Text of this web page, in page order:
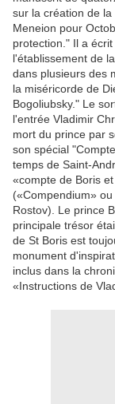
sur la création de
Meneion pour
protection." Il a
l'établissement de
dans plusieurs des
la miséricorde de
Bogoliubsky." Le
l'entrée Vladimir
mort du prince par
son spécial
temps de Saint-
«compte de Boris
(«Compendium»
Rostov). Le prince
principale trésor
de St Boris est
monument
inclus dans la
«Instructions de